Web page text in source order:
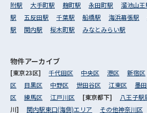
附駅
大手町駅 麹町駅 永田町駅 溜池山王
駅
五反田駅 千葉駅 船橋駅 海浜幕張駅
駅
関内駅 桜木町駅 みなとみらい駅
物件アーカイブ
[東京23区] 千代田区 中央区 港区 新宿区
区
目黒区 中野区 世田谷区 江東区 墨
区
練馬区 江戸川区 [東京都下] 八王子駅
川] 関内駅東口(海側)エリア その他神奈川区